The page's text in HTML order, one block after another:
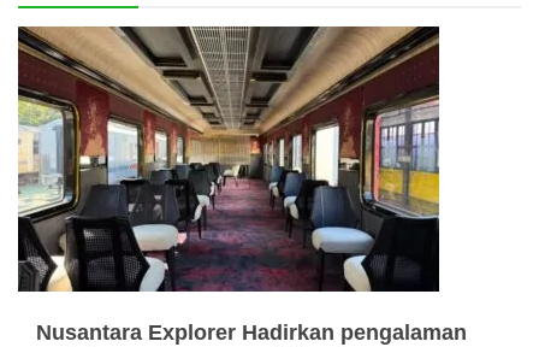
Nusantara Explorer Hadirkan pengalaman